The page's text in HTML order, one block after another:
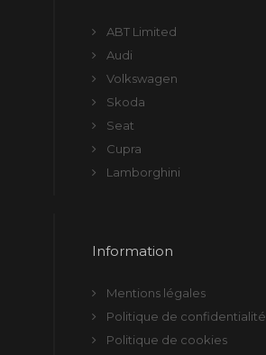
ABT Limited
Audi
Volkswagen
Skoda
Seat
Cupra
Lamborghini
Information
Mentions légales
Politique de confidentialité
Politique de cookies